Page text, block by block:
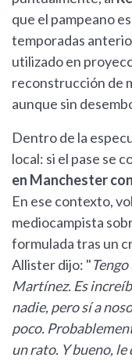
que el pampeano
temporadas
utilizado en
reconstrucción de
aunque sin
Dentro de la
local: si el pase se
en Manchester
En ese contexto,
mediocampista
formulada tras un
Allister dijo: "
Martínez. Es
nadie, pero sí a
poco.
un rato. Y bueno, le